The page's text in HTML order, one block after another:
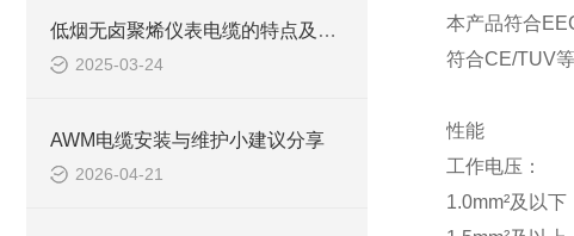
低烟无卤聚烯仪表电缆的特点及应用领域
2025-03-24
AWM电缆安装与维护小建议分享
2026-04-21
本产品符合
符合CE/TUV
性能
工作电压：
1.0mm²及以